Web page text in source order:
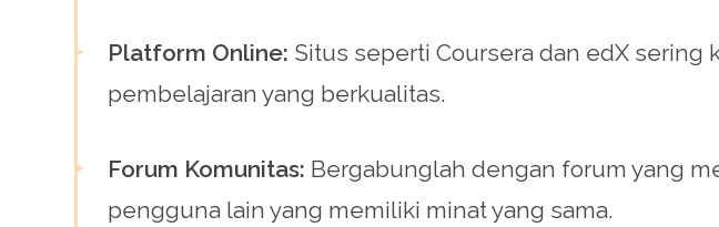
Platform Online: Situs seperti Coursera dan edX sering
pembelajaran yang berkualitas.
Forum Komunitas: Bergabunglah dengan forum yang
pengguna lain yang memiliki minat yang sama.